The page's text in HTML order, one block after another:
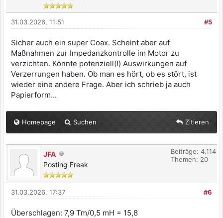
#5
31.03.2026, 11:51
Sicher auch ein super Coax. Scheint aber auf
Maßnahmen zur Impedanzkontrolle im Motor zu
verzichten. Könnte potenziell(!) Auswirkungen auf
Verzerrungen haben. Ob man es hört, ob es stört, ist
wieder eine andere Frage. Aber ich schrieb ja auch
Papierform...
Homepage Suchen Zitieren
JFA
Posting Freak
Beiträge: 4.114
Themen: 20
#6
31.03.2026, 17:37
Überschlagen: 7,9 Tm/0,5 mH = 15,8